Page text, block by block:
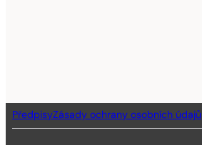
PředpisyZásady ochrany osobních údajů